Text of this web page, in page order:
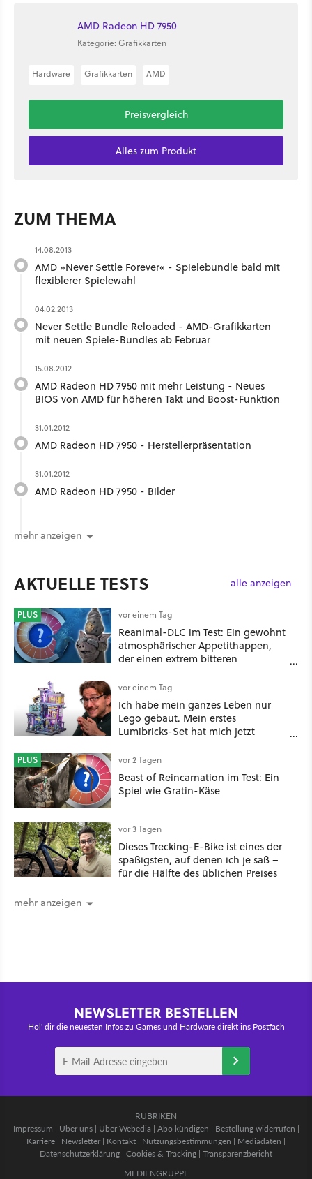
AMD Radeon HD 7950
Kategorie: Grafikkarten
Hardware Grafikkarten AMD
Preisvergleich
Alles zum Produkt
ZUM THEMA
14.08.2013
AMD »Never Settle Forever« - Spielebundle bald mit
flexiblerer Spielewahl
04.02.2013
Never Settle Bundle Reloaded - AMD-Grafikkarten
mit neuen Spiele-Bundles ab Februar
15.08.2012
AMD Radeon HD 7950 mit mehr Leistung - Neues
BIOS von AMD für höheren Takt und Boost-Funktion
31.01.2012
AMD Radeon HD 7950 - Herstellerpräsentation
31.01.2012
AMD Radeon HD 7950 - Bilder
mehr anzeigen
AKTUELLE TESTS alle anzeigen
PLUS vor einem Tag
Reanimal-DLC im Test: Ein gewohnt
atmosphärischer Appetithappen,
der einen extrem bitteren
vor einem Tag
Ich habe mein ganzes Leben nur
Lego gebaut. Mein erstes
Lumibricks-Set hat mich jetzt
Stack im Test
PLUS vor 2 Tagen
Beast of Reincarnation im Test: Ein
Spiel wie Gratin-Käse
vor 3 Tagen
Dieses Trecking-E-Bike ist eines der
spaßigsten, auf denen ich je saß –
für die Hälfte des üblichen Preises
mehr anzeigen
NEWSLETTER BESTELLEN
Hol' dir die neuesten Infos zu Games und Hardware direkt ins Postfach
RUBRIKEN
Impressum | Über uns| Über Webedia | Abo kündigen | Bestellung widerrufen |
Karriere | Newsletter | Kontakt | Nutzungsbestimmungen | Mediadaten |
Datenschutzerklärung | Cookies & Tracking | Transparenzbericht
MEDIENGRUPPE